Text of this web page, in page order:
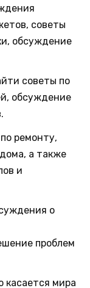
советы
обсуждение
советы по
обсуждение
ремонту,
а также
и
о
проблем
касается мира